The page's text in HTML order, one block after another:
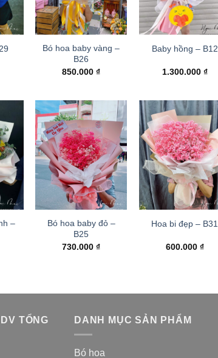
Bó hoa baby vàng –
B26
850.000₫
Baby hồng – B12
1.300.000 ₫
–
Bó hoa baby đỏ –
B25
730.000₫
Hoa bi đẹp – B31
600.000 ₫
TỔNG
DANH MỤC SẢN PHẨM
Bó hoa